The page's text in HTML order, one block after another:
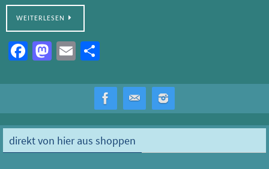
WEITERLESEN
Fa
b
o
ok
M
to
d
o
n
E
ail n
direkt von hier aus shoppen